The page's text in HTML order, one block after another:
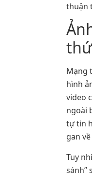
thuận
Mạng
hình
video
ngoài
tự tin
gan
Tuy
sánh”